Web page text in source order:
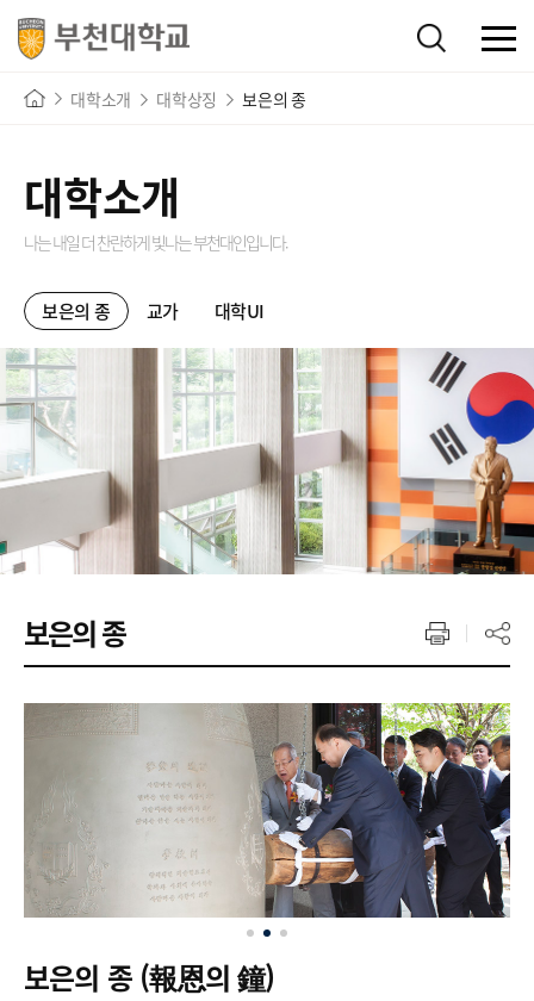
대학소개 대학상징 보은의 종
대학소개
나는 내일 더 찬란하게 빛나는부천대인입니다.
보은의 종 교가 대학UI
보은의 종
보은의 종 (報恩의 鐘)